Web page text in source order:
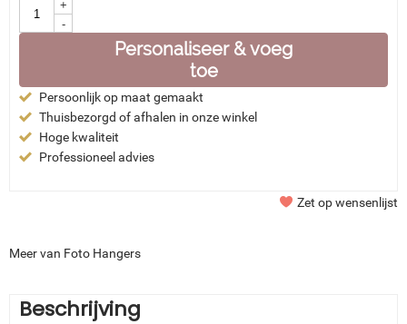
+
-
Personaliseer & voeg
toe
Persoonlijk op maat gemaakt
Thuisbezorgd of afhalen in onze winkel
Hoge kwaliteit
Professioneel advies
Zet op wensenlijst
Meer van Foto Hangers
Beschrijving